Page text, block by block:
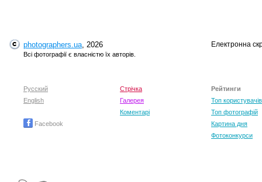
photographers.ua, 2026
Всі фотографії є власністю їх авторів.
Електронна
Русский
English
Facebook
Стрічка
Галерея
Коментарі
Рейтинги
Топ користувачів
Топ фотографій
Картина дня
Фотоконкурси